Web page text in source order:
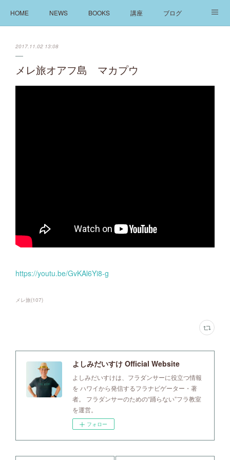
HOME NEWS BOOKS 講座 ブログ
2017.11.02 13:08
メレ旅オアフ島 マカプウ
https://youtu.be/GvKAl6Yi8-g
メレ旅(107)
よしみだいすけ Official Website
よしみだいすけは、フラダンサーに役立つ情報
を ハワイから発信するフラナビゲーター・著
者。 フラダンサーのための“踊らない”フラ教室
を運営。
フォロー